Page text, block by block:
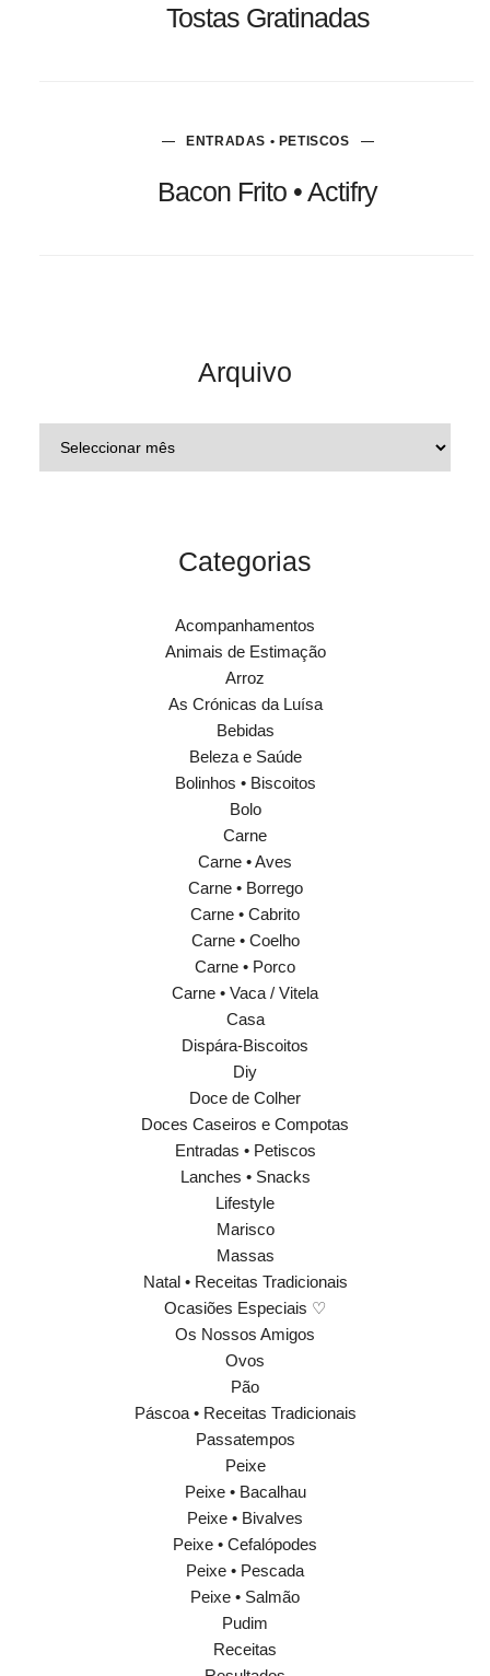
Tostas Gratinadas
ENTRADAS • PETISCOS
Bacon Frito • Actifry
Arquivo
Categorias
Acompanhamentos
Animais de Estimação
Arroz
As Crónicas da Luísa
Bebidas
Beleza e Saúde
Bolinhos • Biscoitos
Bolo
Carne
Carne • Aves
Carne • Borrego
Carne • Cabrito
Carne • Coelho
Carne • Porco
Carne • Vaca / Vitela
Casa
Dispára-Biscoitos
Diy
Doce de Colher
Doces Caseiros e Compotas
Entradas • Petiscos
Lanches • Snacks
Lifestyle
Marisco
Massas
Natal • Receitas Tradicionais
Ocasiões Especiais ♡
Os Nossos Amigos
Ovos
Pão
Páscoa • Receitas Tradicionais
Passatempos
Peixe
Peixe • Bacalhau
Peixe • Bivalves
Peixe • Cefalópodes
Peixe • Pescada
Peixe • Salmão
Pudim
Receitas